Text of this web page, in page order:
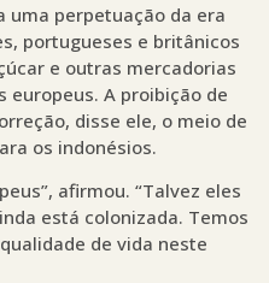
uma perpetuação da era
portugueses e britânicos
e outras mercadorias
A proibição de
disse ele, o meio de
os indonésios.
afirmou. “Talvez eles
está colonizada. Temos
de vida neste